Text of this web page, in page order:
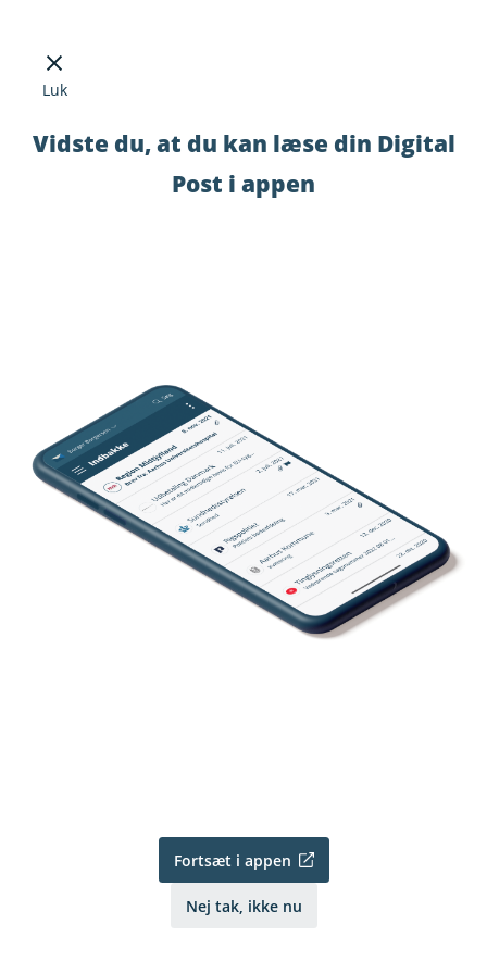
Luk
Vidste du, at du kan læse din Digital
Post i appen
Fortsæt i appen
Nej tak, ikke nu